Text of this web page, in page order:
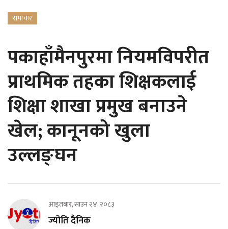
समाचार
पकाहाँमैनपुरमा नियमविपरीत
प्राथमिक तहका शिक्षकलाई
शिक्षा शाखा प्रमुख बनाउने
खेल; कानूनको खुला
उल्लङ्घन
आइतबार, साउन २४, २०८३
ज्योति दैनिक